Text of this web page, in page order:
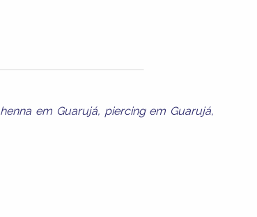
henna em Guarujá, piercing em Guarujá,